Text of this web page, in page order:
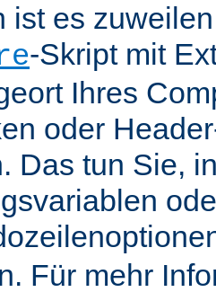
ist es
-Skript mit
Ihres
oder
Das tun Sie,
Für mehr